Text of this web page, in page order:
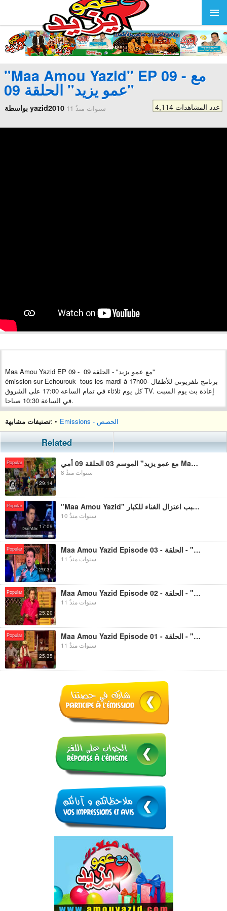
"Maa Amou Yazid" EP 09 - مع
عمو يزيد" الحلقة 09"
بواسطة yazid2010 11 سنوات منذُ 4,114 عدد المشاهدات
Maa Amou Yazid EP 09 - مع عمو يزيد" - الحلقة 09"
émission sur Echourouk tous les mardi à 17h00- برنامج تلفزيوني للأطفال
كل يوم ثلاثاء في تمام الساعة 17:00 على الشروق TV. إعادة بث يوم السبت
في الساعة 10:30 صباحا.
تصنيفات مشابهة: • Emissions - الحصص
Related
Popular
29:14
مع عمو يزيد" الموسم 03 الحلقة 09 أمي Maa Amou Yazid saison 03 EP 09 Maman
8 سنوات منذُ
Popular
17:09
"Maa Amou Yazid" عمو يزيد نقاط على الحروف يزيد يوضح سبب اعتزال الغناء للكبار
10 سنوات منذُ
Popular
29:37
Maa Amou Yazid Episode 03 - مع عمو يزيد" - الحلقة"
11 سنوات منذُ
Popular
25:20
Maa Amou Yazid Episode 02 - مع عمو يزيد" - الحلقة"
11 سنوات منذُ
Popular
25:35
Maa Amou Yazid Episode 01 - مع عمو يزيد" - الحلقة"
11 سنوات منذُ